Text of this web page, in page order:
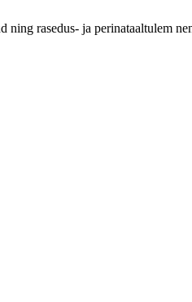
ning rasedus- ja perinataaltulem